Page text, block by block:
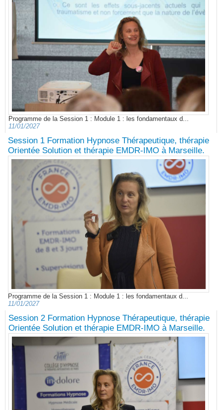
Programme de la Session 1 : Module 1 : les fondamentaux d...
11/01/2027
Session 1 Formation Hypnose Thérapeutique, thérapie
Orientée Solution et thérapie EMDR-IMO à Marseille.
Programme de la Session 1 : Module 1 : les fondamentaux d...
11/01/2027
Session 2 Formation Hypnose Thérapeutique, thérapie
Orientée Solution et thérapie EMDR-IMO à Marseille.